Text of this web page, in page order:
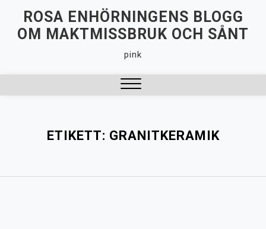
innehåll
ROSA ENHÖRNINGENS BLOGG
OM MAKTMISSBRUK OCH SÅNT
pink
ETIKETT: GRANITKERAMIK